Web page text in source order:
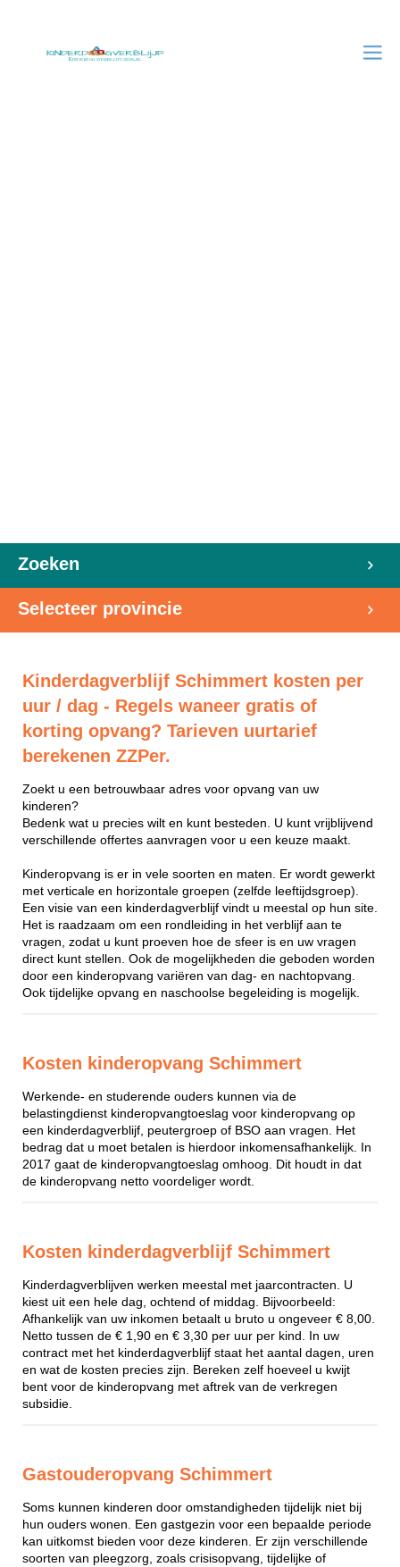
Zoeken
Selecteer provincie
Kinderdagverblijf Schimmert kosten per
uur / dag - Regels waneer gratis of
korting opvang? Tarieven uurtarief
berekenen ZZPer.
Zoekt u een betrouwbaar adres voor opvang van uw
kinderen?
Bedenk wat u precies wilt en kunt besteden. U kunt vrijblijvend
verschillende offertes aanvragen voor u een keuze maakt.
Kinderopvang is er in vele soorten en maten. Er wordt gewerkt
met verticale en horizontale groepen (zelfde leeftijdsgroep).
Een visie van een kinderdagverblijf vindt u meestal op hun site.
Het is raadzaam om een rondleiding in het verblijf aan te
vragen, zodat u kunt proeven hoe de sfeer is en uw vragen
direct kunt stellen. Ook de mogelijkheden die geboden worden
door een kinderopvang variëren van dag- en nachtopvang.
Ook tijdelijke opvang en naschoolse begeleiding is mogelijk.
Kosten kinderopvang Schimmert
Werkende- en studerende ouders kunnen via de
belastingdienst kinderopvangtoeslag voor kinderopvang op
een kinderdagverblijf, peutergroep of BSO aan vragen. Het
bedrag dat u moet betalen is hierdoor inkomensafhankelijk. In
2017 gaat de kinderopvangtoeslag omhoog. Dit houdt in dat
de kinderopvang netto voordeliger wordt.
Kosten kinderdagverblijf Schimmert
Kinderdagverblijven werken meestal met jaarcontracten. U
kiest uit een hele dag, ochtend of middag. Bijvoorbeeld:
Afhankelijk van uw inkomen betaalt u bruto u ongeveer € 8,00.
Netto tussen de € 1,90 en € 3,30 per uur per kind. In uw
contract met het kinderdagverblijf staat het aantal dagen, uren
en wat de kosten precies zijn. Bereken zelf hoeveel u kwijt
bent voor de kinderopvang met aftrek van de verkregen
subsidie.
Gastouderopvang Schimmert
Soms kunnen kinderen door omstandigheden tijdelijk niet bij
hun ouders wonen. Een gastgezin voor een bepaalde periode
kan uitkomst bieden voor deze kinderen. Er zijn verschillende
soorten van pleegzorg, zoals crisisopvang, tijdelijke of